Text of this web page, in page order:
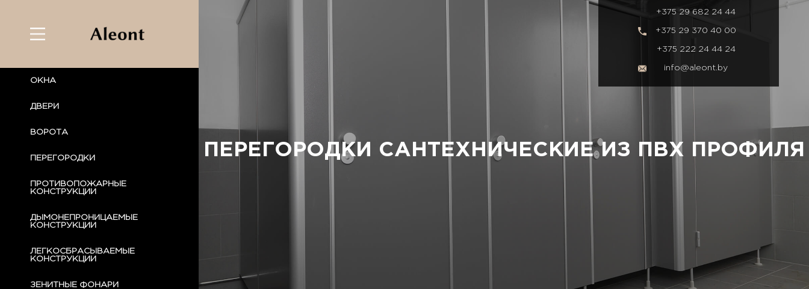
ОКНА
ДВЕРИ
ВОРОТА
ПЕРЕГОРОДКИ
ПРОТИВОПОЖАРНЫЕ
КОНСТРУКЦИИ
ДЫМОНЕПРОНИЦАЕМЫЕ
КОНСТРУКЦИИ
ЛЕГКОСБРАСЫВАЕМЫЕ
КОНСТРУКЦИИ
ЗЕНИТНЫЕ ФОНАРИ
+375 29 682 24 44
+375 29 370 40 00
+375 222 24 44 24
info@aleont.by
ПЕРЕГОРОДКИ САНТЕХНИЧЕСКИЕ ИЗ ПВХ ПРОФИЛЯ